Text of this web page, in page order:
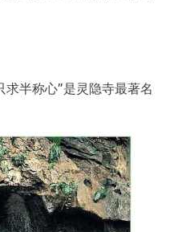
半称心”是灵隐寺最著名